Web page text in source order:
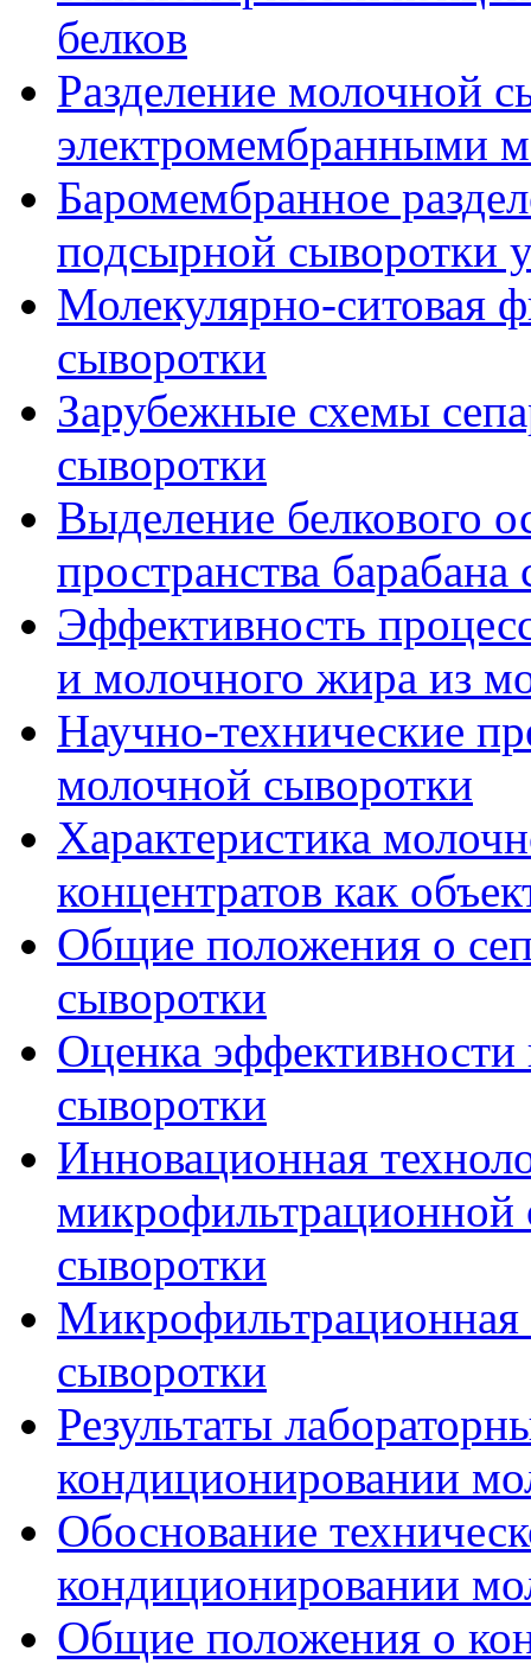
белков
Разделение молочной
электромембранными
Баромембранное
подсырной сыворотки
Молекулярно-ситовая
сыворотки
Зарубежные схемы
сыворотки
Выделение белкового
пространства барабана
Эффективность
и молочного жира из
Научно-технические
молочной сыворотки
Характеристика
концентратов как
Общие положения о
сыворотки
Оценка
сыворотки
Инновационная
микрофильтрационной
сыворотки
Микрофильтрационная
сыворотки
Результаты
кондиционировании
Обоснование
кондиционировании
Общие положения о